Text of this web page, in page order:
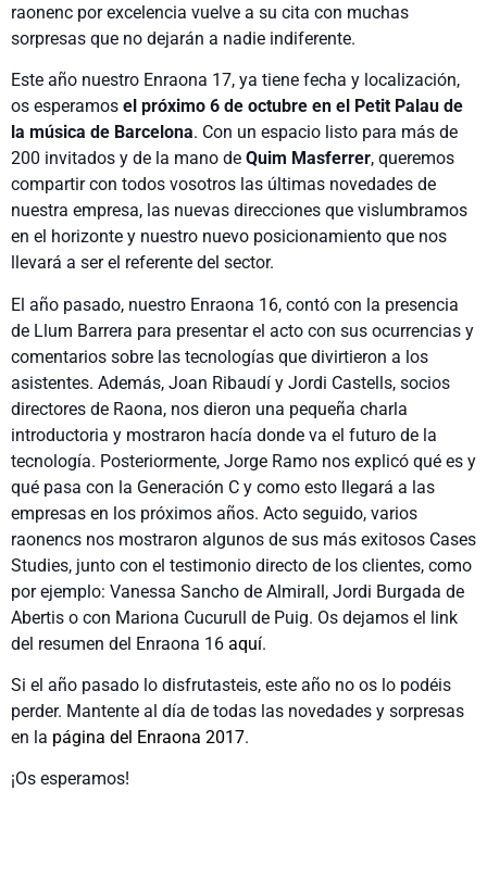
raonenc por excelencia vuelve a su cita con muchas
sorpresas que no dejarán a nadie indiferente.
Este año nuestro Enraona 17, ya tiene fecha y localización,
os esperamos el próximo 6 de octubre en el Petit Palau de
la música de Barcelona. Con un espacio listo para más de
200 invitados y de la mano de Quim Masferrer, queremos
compartir con todos vosotros las últimas novedades de
nuestra empresa, las nuevas direcciones que vislumbramos
en el horizonte y nuestro nuevo posicionamiento que nos
llevará a ser el referente del sector.
El año pasado, nuestro Enraona 16, contó con la presencia
de Llum Barrera para presentar el acto con sus ocurrencias y
comentarios sobre las tecnologías que divirtieron a los
asistentes. Además, Joan Ribaudí y Jordi Castells, socios
directores de Raona, nos dieron una pequeña charla
introductoria y mostraron hacía donde va el futuro de la
tecnología. Posteriormente, Jorge Ramo nos explicó qué es y
qué pasa con la Generación C y como esto llegará a las
empresas en los próximos años. Acto seguido, varios
raonencs nos mostraron algunos de sus más exitosos Cases
Studies, junto con el testimonio directo de los clientes, como
por ejemplo: Vanessa Sancho de Almirall, Jordi Burgada de
Abertis o con Mariona Cucurull de Puig. Os dejamos el link
del resumen del Enraona 16 aquí.
Si el año pasado lo disfrutasteis, este año no os lo podéis
perder. Mantente al día de todas las novedades y sorpresas
en la página del Enraona 2017.
¡Os esperamos!